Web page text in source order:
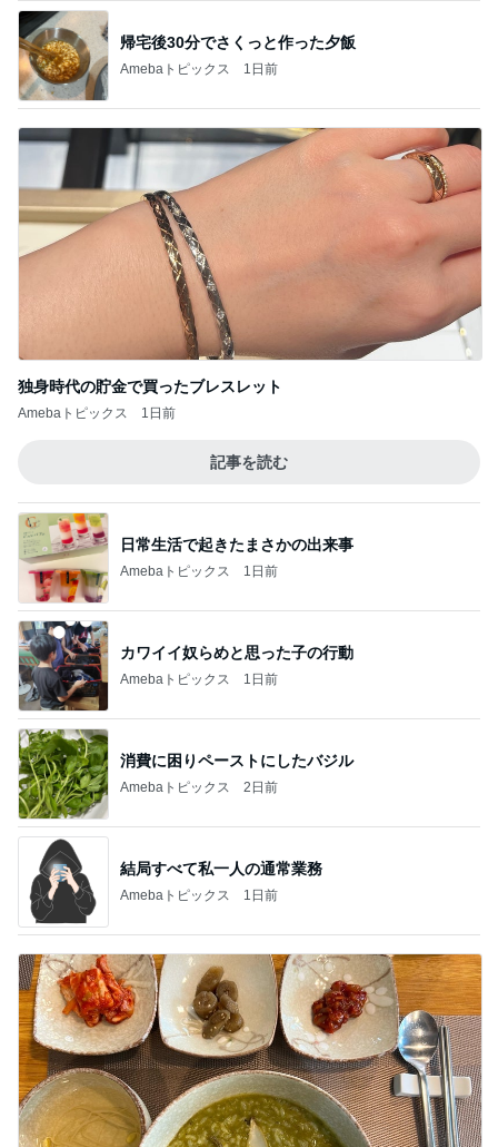
帰宅後30分でさくっと作った夕飯
Amebaトピックス 1日前
独身時代の貯金で買ったブレスレット
Amebaトピックス 1日前
記事を読む
日常生活で起きたまさかの出来事
Amebaトピックス 1日前
カワイイ奴らめと思った子の行動
Amebaトピックス 1日前
消費に困りペーストにしたバジル
Amebaトピックス 2日前
結局すべて私一人の通常業務
Amebaトピックス 1日前